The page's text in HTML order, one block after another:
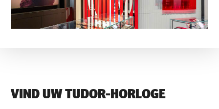
VIND UW TUDOR-HORLOGE